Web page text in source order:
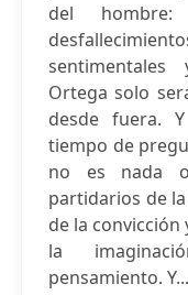
del
Ortega solo
desde fuera.
tiempo de
no es nada
partidarios de
de la
la
pensamiento. Y...